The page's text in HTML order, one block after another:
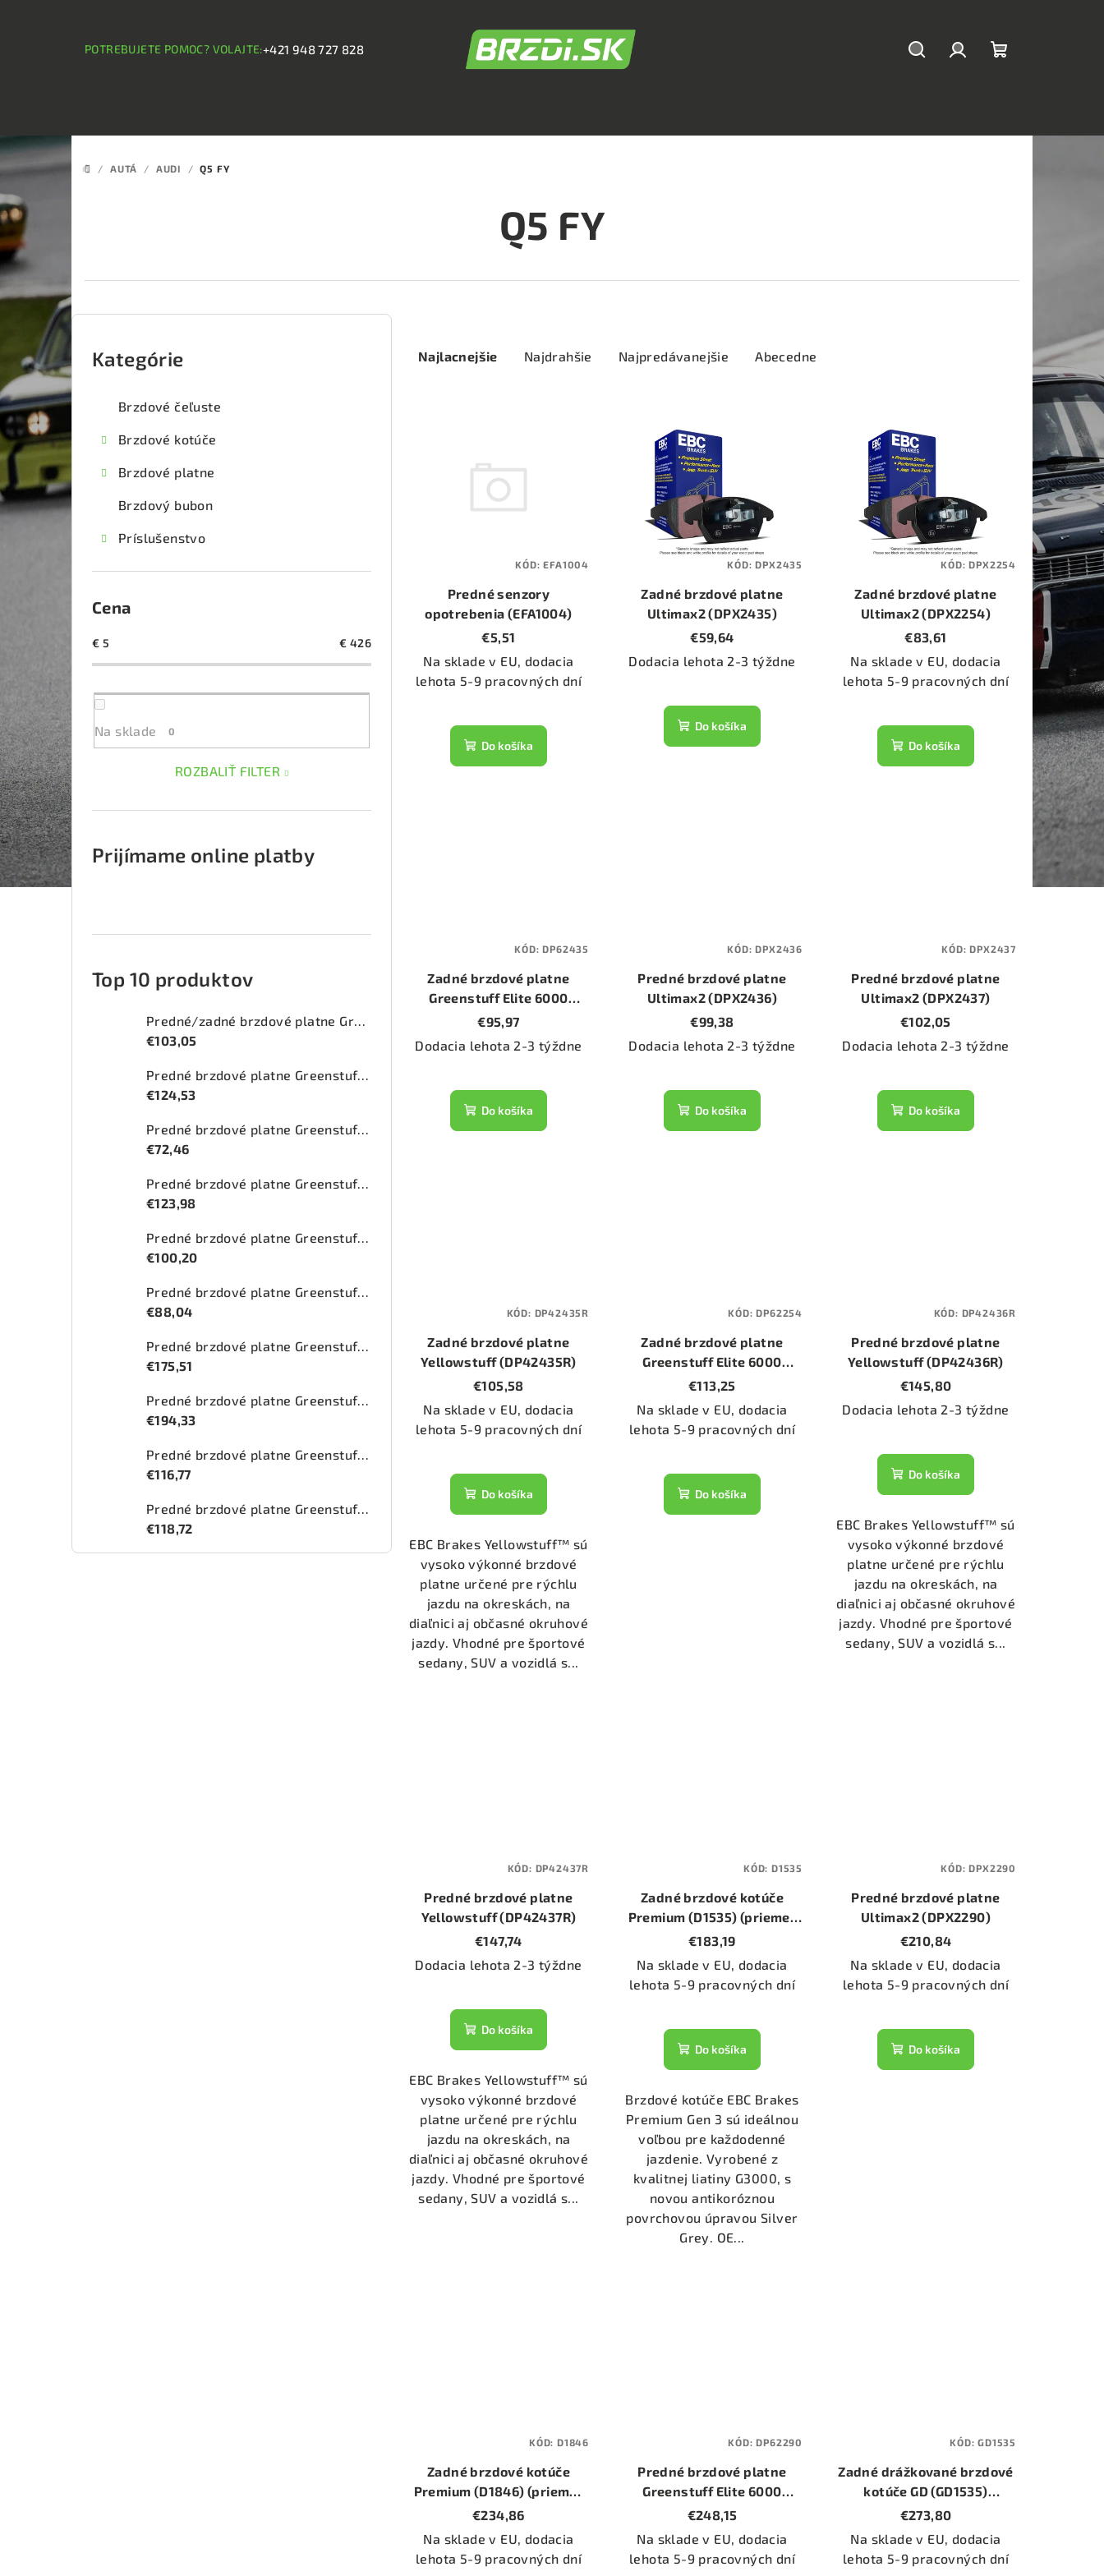
POTREBUJETE POMOC? VOLAJTE:+421 948 727 828
DOMOV
/ AUTÁ / AUDI / Q5 FY
Q5 FY
B
o
č
ý
p
a
Preskočiť
kategórie
Kategórie
Brzdové čeľuste
Brzdové kotúče
Brzdové platne
Brzdový bubon
Príslušenstvo
Cena
€ 5 € 426
Na sklade 0
ROZBALIŤ FILTER
Prijímame online platby
Top 10 produktov
Predné/zadné brzdové platne Greenstuff 2000 (DP2415)
€103,05
Predné brzdové platne Greenstuff 2000 (DP21074)
€124,53
Predné brzdové platne Greenstuff 2000 (DP21344)
€72,46
Predné brzdové platne Greenstuff 2000 (DP22168)
€123,98
Predné brzdové platne Greenstuff 2000 (DP21206)
€100,20
Predné brzdové platne Greenstuff 2000 (DP21336)
€88,04
Predné brzdové platne Greenstuff 2000 (DP21723)
€175,51
Predné brzdové platne Greenstuff 2000 (DP21031/2)
€194,33
Predné brzdové platne Greenstuff 2000 (DP2753/2)
€116,77
Predné brzdové platne Greenstuff 2000 (DP22134)
€118,72
a
u
Najlacnejšie Najdrahšie Najpredávanejšie Abecedne
d
Predné senzory
opotrebenia (EFA1004)
€5,51
Na sklade v EU, dodacia
lehota 5-9 pracovných dní
Do košíka
KÓD:EFA1004
Zadné brzdové platne
Ultimax2 (DPX2435)
€59,64
Dodacia lehota 2-3 týždne
Do košíka
KÓD:DPX2435
Zadné brzdové platne
Ultimax2 (DPX2254)
€83,61
Na sklade v EU, dodacia
lehota 5-9 pracovných dní
Do košíka
KÓD:DPX2254
Zadné brzdové platne
Greenstuff Elite 6000
(DP62435)
€95,97
Dodacia lehota 2-3 týždne
Do košíka
KÓD:DP62435
Predné brzdové platne
Ultimax2 (DPX2436)
€99,38
Dodacia lehota 2-3 týždne
Do košíka
KÓD:DPX2436
Predné brzdové platne
Ultimax2 (DPX2437)
€102,05
Dodacia lehota 2-3 týždne
Do košíka
KÓD:DPX2437
Zadné brzdové platne
Yellowstuff (DP42435R)
€105,58
Na sklade v EU, dodacia
lehota 5-9 pracovných dní
Do košíka
EBC Brakes Yellowstuff™ sú
vysoko výkonné brzdové
platne určené pre rýchlu
jazdu na okreskách, na
diaľnici aj občasné okruhové
jazdy. Vhodné pre športové
sedany, SUV a vozidlá s...
KÓD: DP42435R
Zadné brzdové platne
Greenstuff Elite 6000
(DP62254)
€113,25
Na sklade v EU, dodacia
lehota 5-9 pracovných dní
Do košíka
KÓD:DP62254
Predné brzdové platne
Yellowstuff (DP42436R)
€145,80
Dodacia lehota 2-3 týždne
Do košíka
EBC Brakes Yellowstuff™ sú
vysoko výkonné brzdové
platne určené pre rýchlu
jazdu na okreskách, na
diaľnici aj občasné okruhové
jazdy. Vhodné pre športové
sedany, SUV a vozidlá s...
KÓD: DP42436R
Predné brzdové platne
Yellowstuff (DP42437R)
€147,74
Dodacia lehota 2-3 týždne
Do košíka
EBC Brakes Yellowstuff™ sú
vysoko výkonné brzdové
platne určené pre rýchlu
jazdu na okreskách, na
diaľnici aj občasné okruhové
jazdy. Vhodné pre športové
sedany, SUV a vozidlá s...
KÓD: DP42437R
Zadné brzdové kotúče
Premium (D1535) (priemer
300mm)
€183,19
Na sklade v EU, dodacia
lehota 5-9 pracovných dní
Do košíka
Brzdové kotúče EBC Brakes
Premium Gen 3 sú ideálnou
voľbou pre každodenné
jazdenie. Vyrobené z
kvalitnej liatiny G3000, s
novou antikoróznou
povrchovou úpravou Silver
Grey. OE...
KÓD: D1535
Predné brzdové platne
Ultimax2 (DPX2290)
€210,84
Na sklade v EU, dodacia
lehota 5-9 pracovných dní
Do košíka
KÓD:DPX2290
Zadné brzdové kotúče
Premium (D1846) (priemer
330mm)
€234,86
Na sklade v EU, dodacia
lehota 5-9 pracovných dní
KÓD: D1846
Predné brzdové platne
Greenstuff Elite 6000
(DP62290)
€248,15
Na sklade v EU, dodacia
lehota 5-9 pracovných dní
KÓD:DP62290
Zadné drážkované brzdové
kotúče GD (GD1535)
(priemer 300mm)
€273,80
Na sklade v EU, dodacia
lehota 5-9 pracovných dní
KÓD:GD1535